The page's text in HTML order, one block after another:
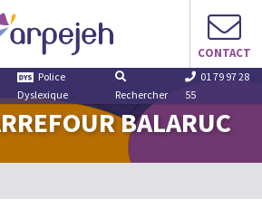
CONTACT
Police
Dyslexique
Rechercher
01 79 97 28
55
BALARUC